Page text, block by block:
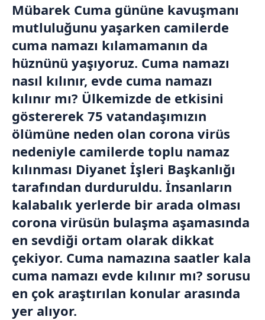
Mübarek Cuma gününe kavuşmanı
mutluluğunu yaşarken camilerde
cuma namazı kılamamanın da
hüznünü yaşıyoruz. Cuma namazı
nasıl kılınır, evde cuma namazı
kılınır mı? Ülkemizde de etkisini
göstererek 75 vatandaşımızın
ölümüne neden olan corona virüs
nedeniyle camilerde toplu namaz
kılınması Diyanet İşleri Başkanlığı
tarafından durduruldu. İnsanların
kalabalık yerlerde bir arada olması
corona virüsün bulaşma aşamasında
en sevdiği ortam olarak dikkat
çekiyor. Cuma namazına saatler kala
cuma namazı evde kılınır mı? sorusu
en çok araştırılan konular arasında
yer alıyor.